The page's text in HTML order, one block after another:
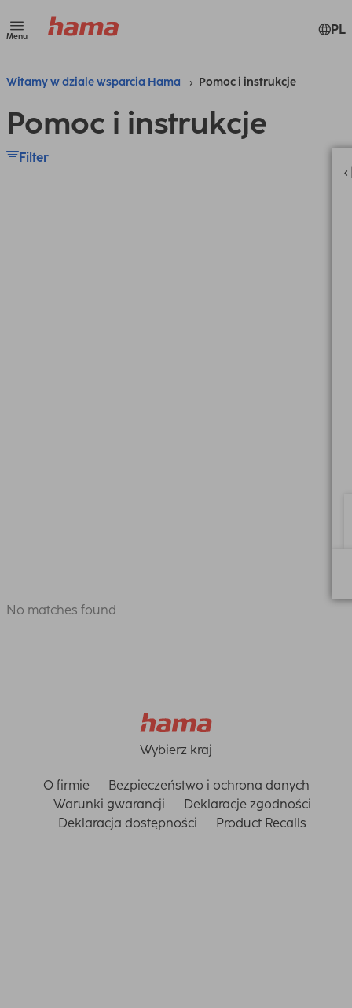
Menu PL
Witamy w dziale wsparcia Hama Pomoc i instrukcje
Pomoc i instrukcje
Filter
No matches found
Wybierz kraj
O firmie
Bezpieczeństwo i ochrona danych
Warunki gwarancji
Deklaracje zgodności
Deklaracja dostępności
Product Recalls